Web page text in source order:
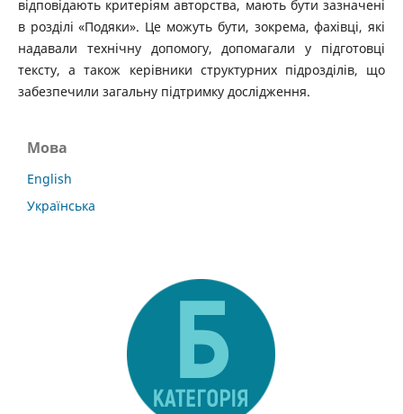
відповідають критеріям авторства, мають бути зазначені
в розділі «Подяки». Це можуть бути, зокрема, фахівці, які
надавали технічну допомогу, допомагали у підготовці
тексту, а також керівники структурних підрозділів, що
забезпечили загальну підтримку дослідження.
Мова
English
Українська